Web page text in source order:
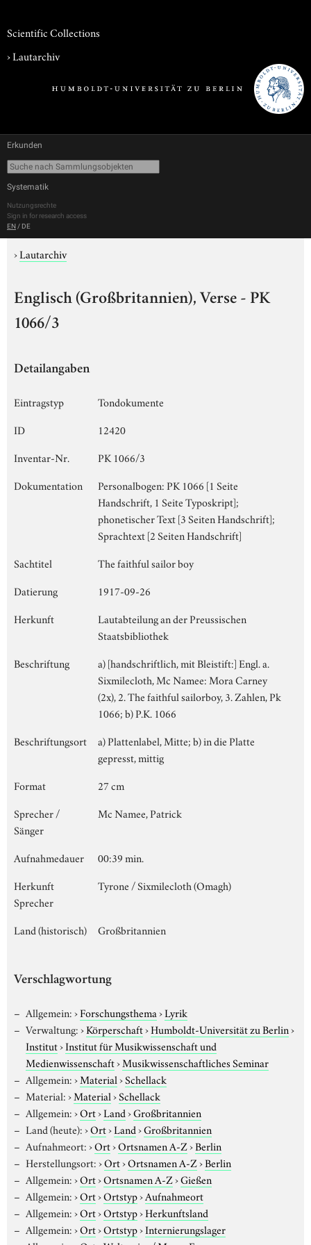
Scientific Collections
›Lautarchiv
Erkunden
Systematik
Nutzungsrechte
Sign in for research access
EN / DE
›Lautarchiv
Englisch (Großbritannien), Verse - PK
1066/3
Detailangaben
Eintragstyp
Tondokumente
ID
12420
Inventar-Nr.
PK 1066/3
Dokumentation
Personalbogen: PK 1066 [1 Seite
Handschrift, 1 Seite Typoskript];
phonetischer Text [3 Seiten Handschrift];
Sprachtext [2 Seiten Handschrift]
Sachtitel
The faithful sailor boy
Datierung
1917-09-26
Herkunft
Lautabteilung an der Preussischen
Staatsbibliothek
Beschriftung
a) [handschriftlich, mit Bleistift:] Engl. a.
Sixmilecloth, Mc Namee: Mora Carney
(2x), 2. The faithful sailorboy, 3. Zahlen, Pk
1066; b) P.K. 1066
Beschriftungsort
a) Plattenlabel, Mitte; b) in die Platte
gepresst, mittig
Format
27 cm
Sprecher /
Sänger
Mc Namee, Patrick
Aufnahmedauer
00:39 min.
Herkunft
Sprecher
Tyrone / Sixmilecloth (Omagh)
Land (historisch) Großbritannien
Verschlagwortung
Allgemein:›Forschungsthema›Lyrik
Verwaltung:›Körperschaft›Humboldt-Universität zu Berlin›
Institut›Institut für Musikwissenschaft und
Medienwissenschaft›Musikwissenschaftliches Seminar
Allgemein:›Material›Schellack
Material:›Material›Schellack
Allgemein:›Ort›Land›Großbritannien
Land (heute):›Ort›Land›Großbritannien
Aufnahmeort:›Ort›Ortsnamen A-Z›Berlin
Herstellungsort:›Ort›Ortsnamen A-Z›Berlin
Allgemein:›Ort›Ortsnamen A-Z›Gießen
Allgemein:›Ort›Ortstyp›Aufnahmeort
Allgemein:›Ort›Ortstyp›Herkunftsland
Allgemein:›Ort›Ortstyp›Internierungslager